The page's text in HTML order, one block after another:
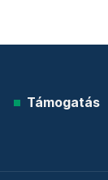
Támogatás